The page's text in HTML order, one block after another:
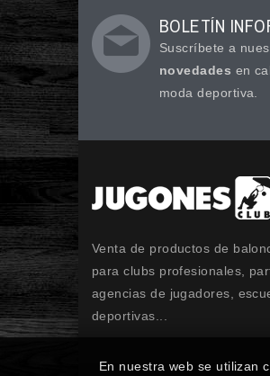
BOLETÍN
Suscríbete a
novedades en
moda deportiva.
Venta de productos de
para clubs profesionales,
agencias de jugadores,
deportivas...
Twitter Google
En nuestra web se utilizan